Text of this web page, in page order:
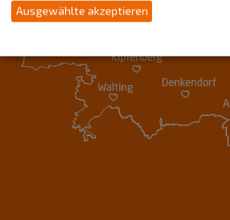
Ausgewählte akzeptieren